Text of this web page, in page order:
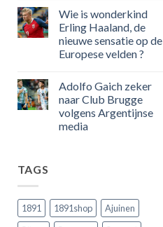
goals
voor
zijn
land
scoort
!!!
op
50
jaar
geleden
dat
Engeland
in
tegen
de
Rode
Duivels
Wie is wonderkind
Erling Haaland, de
nieuwe sensatie op de
Europese velden ?
op
is
wonderkind
Erling
Haaland,
?
Adolfo Gaich zeker
naar Club Brugge
volgens Argentijnse
media
Club
Brugge
volgens
TAGS
1891 1891shop
Ajuinen